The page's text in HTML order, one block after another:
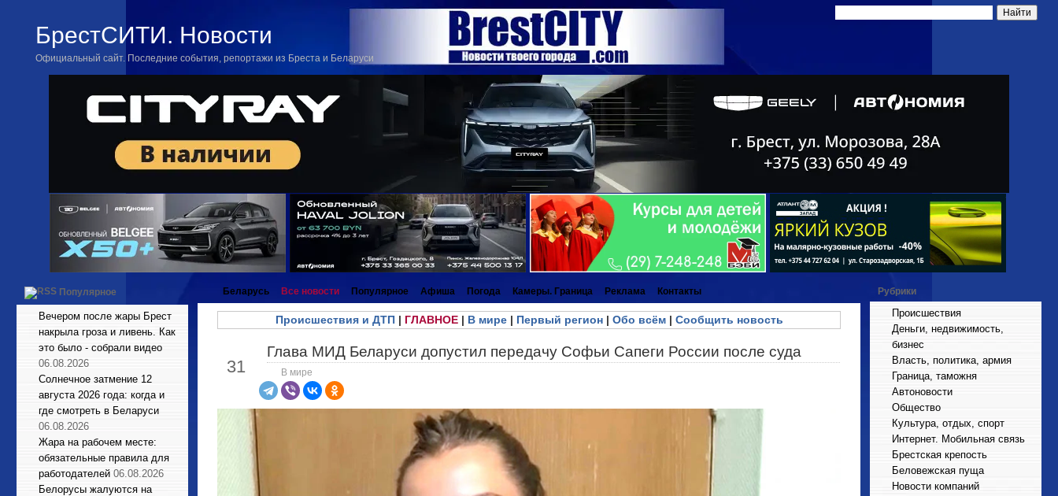
БрестСИТИ. Новости
Официальный сайт. Последние события, репортажи из Бреста и Беларуси
Популярное
Вечером после жары Брест
накрыла гроза и ливень. Как
это было - собрали видео
06.08.2026
Солнечное затмение 12
августа 2026 года: когда и
где смотреть в Беларуси
06.08.2026
Жара на рабочем месте:
обязательные правила для
работодателей 06.08.2026
Белорусы жалуются на
Беларусь Все новости Популярное Афиша Погода Камеры. Граница Реклама Контакты
Происшествия и ДТП| ГЛАВНОЕ| В мире| Первый регион| Обо всём| Сообщить новость
31
Глава МИД Беларуси допустил передачу Софьи Сапеги России после суда
В мире
Рубрики
Происшествия
Деньги, недвижимость,
бизнес
Власть, политика, армия
Граница, таможня
Автоновости
Общество
Культура, отдых, спорт
Интернет. Мобильная связь
Брестская крепость
Беловежская пуща
Новости компаний